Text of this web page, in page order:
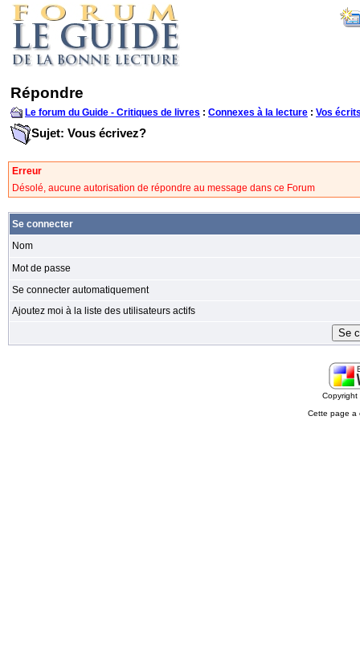
Répondre
Le forum du Guide - Critiques de livres : Connexes à la lecture : Vos
Sujet: Vous écrivez?
Erreur
Désolé, aucune autorisation de répondre au message dans ce Forum
Se connecter
Nom
Mot de passe
Se connecter automatiquement
Ajoutez moi à la liste des utilisateurs actifs
Cette page a